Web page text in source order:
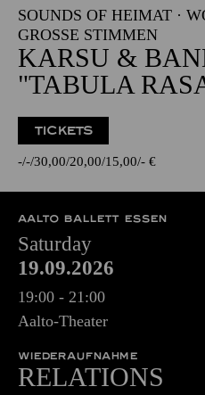
SOUNDS OF HEIMAT ·
GROSSE STIMMEN
KARSU &
"TABULA
TICKETS
- - 30,00 20,00 15,00 - €
AALTO BALLETT ESSEN
Saturday
19.09.2026
19:00 - 21:00
Aalto-Theater
WIEDERAUFNAHME
RELATIONS